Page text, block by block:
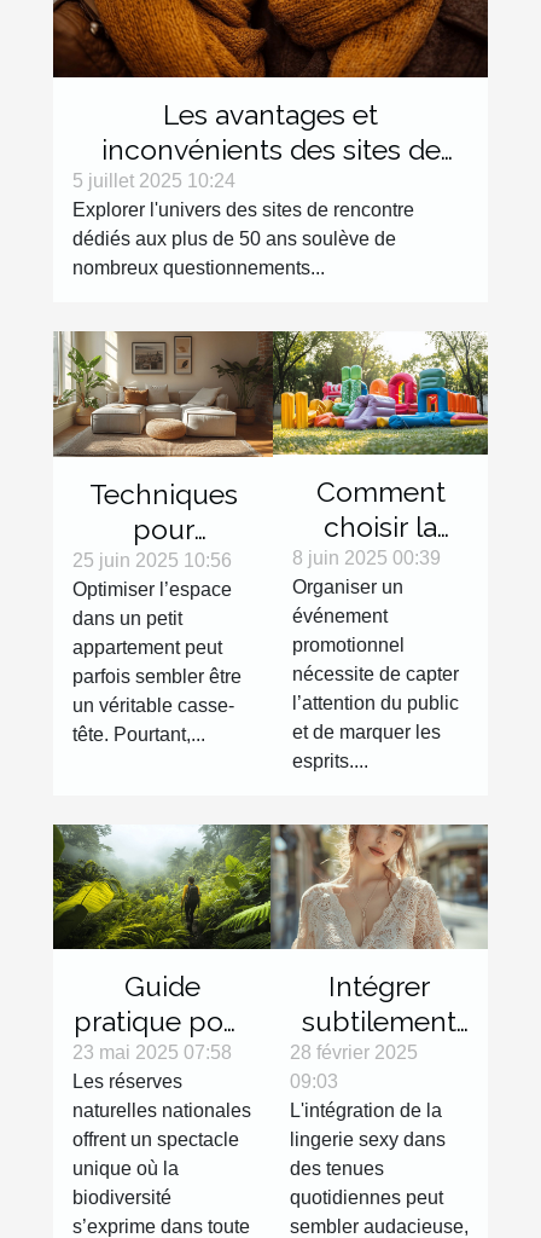
Les avantages et
inconvénients des sites de
rencontre dédiés aux plus de
50 ans
5 juillet 2025 10:24
Explorer l'univers des sites de rencontre
dédiés aux plus de 50 ans soulève de
nombreux questionnements...
Techniques
pour
maximiser
l'espace dans
les petits
appartements
25 juin 2025 10:56
Optimiser l’espace
dans un petit
appartement peut
parfois sembler être
un véritable casse-
tête. Pourtant,...
Comment
choisir la
meilleure
structure
gonflable
pour votre
événement
promotionnel
8 juin 2025 00:39
Organiser un
événement
promotionnel
nécessite de capter
l’attention du public
et de marquer les
esprits....
Guide
pratique pour
explorer les
réserves
naturelles
nationales
23 mai 2025 07:58
Les réserves
naturelles nationales
offrent un spectacle
unique où la
biodiversité
s’exprime dans toute
Intégrer
subtilement
la lingerie
sexy dans
des tenues
de tous les
jours
28 février 2025
09:03
L'intégration de la
lingerie sexy dans
des tenues
quotidiennes peut
sembler audacieuse,